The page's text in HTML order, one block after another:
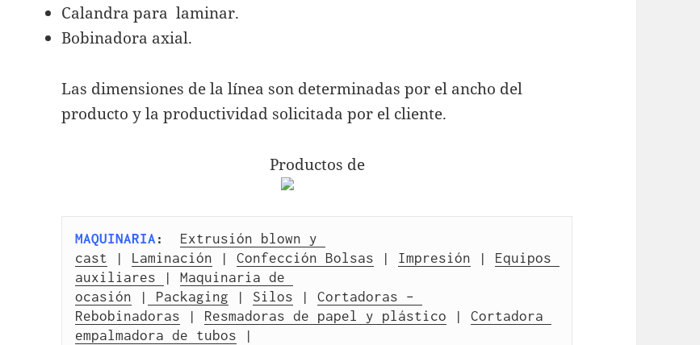
Calandra para laminar.
Bobinadora axial.
Las dimensiones de la línea son determinadas por el ancho del
producto y la productividad solicitada por el cliente.
Productos de
MAQUINARIA :
Extrusión blown y
cast | Laminación | Confección Bolsas | Impresión | Equipos
auxiliares
| Maquinaria de
ocasión | Packaging | Silos | Cortadoras –
Rebobinadoras | Resmadoras de papel y plástico | Cortadora
empalmadora de tubos |